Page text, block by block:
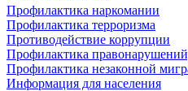
Профилактика наркомании
Профилактика терроризма
Противодействие коррупции
Профилактика
Профилактика незаконной
Информация для населения